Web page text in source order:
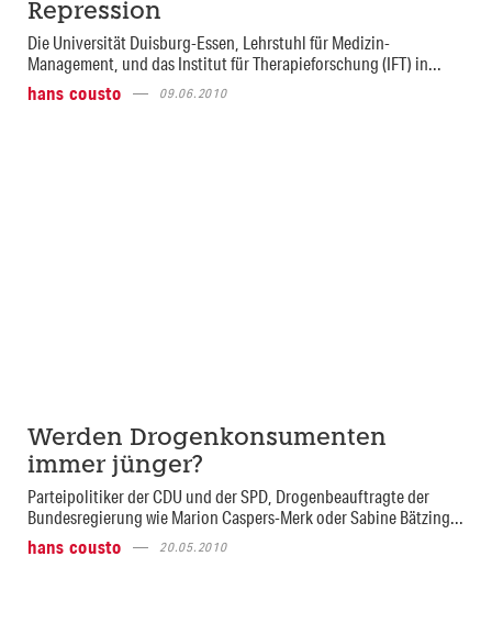
Repression
Die Universität Duisburg-Essen, Lehrstuhl für Medizin-
Management, und das Institut für Therapieforschung (IFT) in...
hans cousto
09.06.2010
Werden Drogenkonsumenten
immer jünger?
Parteipolitiker der CDU und der SPD, Drogenbeauftragte der
Bundesregierung wie Marion Caspers-Merk oder Sabine Bätzing...
hans cousto
20.05.2010